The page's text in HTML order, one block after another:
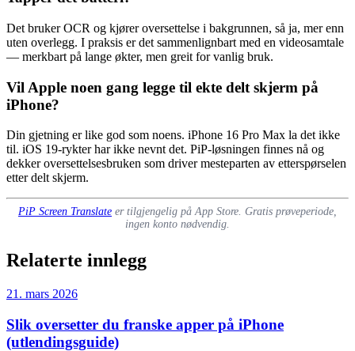
Det bruker OCR og kjører oversettelse i bakgrunnen, så ja, mer enn
uten overlegg. I praksis er det sammenlignbart med en videosamtale
— merkbart på lange økter, men greit for vanlig bruk.
Vil Apple noen gang legge til ekte delt skjerm på
iPhone?
Din gjetning er like god som noens. iPhone 16 Pro Max la det ikke
til. iOS 19-rykter har ikke nevnt det. PiP-løsningen finnes nå og
dekker oversettelsesbruken som driver mesteparten av etterspørselen
etter delt skjerm.
PiP Screen Translate er tilgjengelig på App Store. Gratis prøveperiode,
ingen konto nødvendig.
Relaterte innlegg
21. mars 2026
Slik oversetter du franske apper på iPhone
(utlendingsguide)